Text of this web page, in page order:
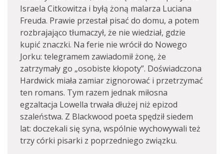
Israela Citkowitza i byłą żoną malarza Luciana
Freuda. Prawie przestał pisać do domu, a potem
rozbrajająco tłumaczył, że nie wiedział, gdzie
kupić znaczki. Na ferie nie wrócił do Nowego
Jorku: telegramem zawiadomił żonę, że
zatrzymały go „osobiste kłopoty”. Doświadczona
Hardwick miała zamiar zignorować i przetrzymać
ten romans. Tym razem jednak miłosna
egzaltacja Lowella trwała dłużej niż epizod
szaleństwa. Z Blackwood poeta spędził siedem
lat: doczekali się syna, wspólnie wychowywali też
trzy córki pisarki z poprzedniego związku.